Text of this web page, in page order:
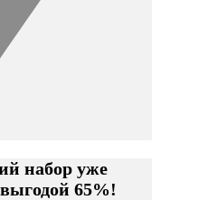
набор уже
65%!